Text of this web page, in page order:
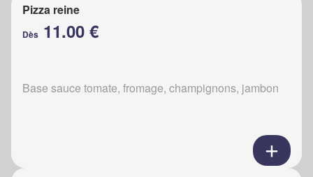
Pizza reine
Dès 11.00 €
Base sauce tomate, fromage, champignons, jambon